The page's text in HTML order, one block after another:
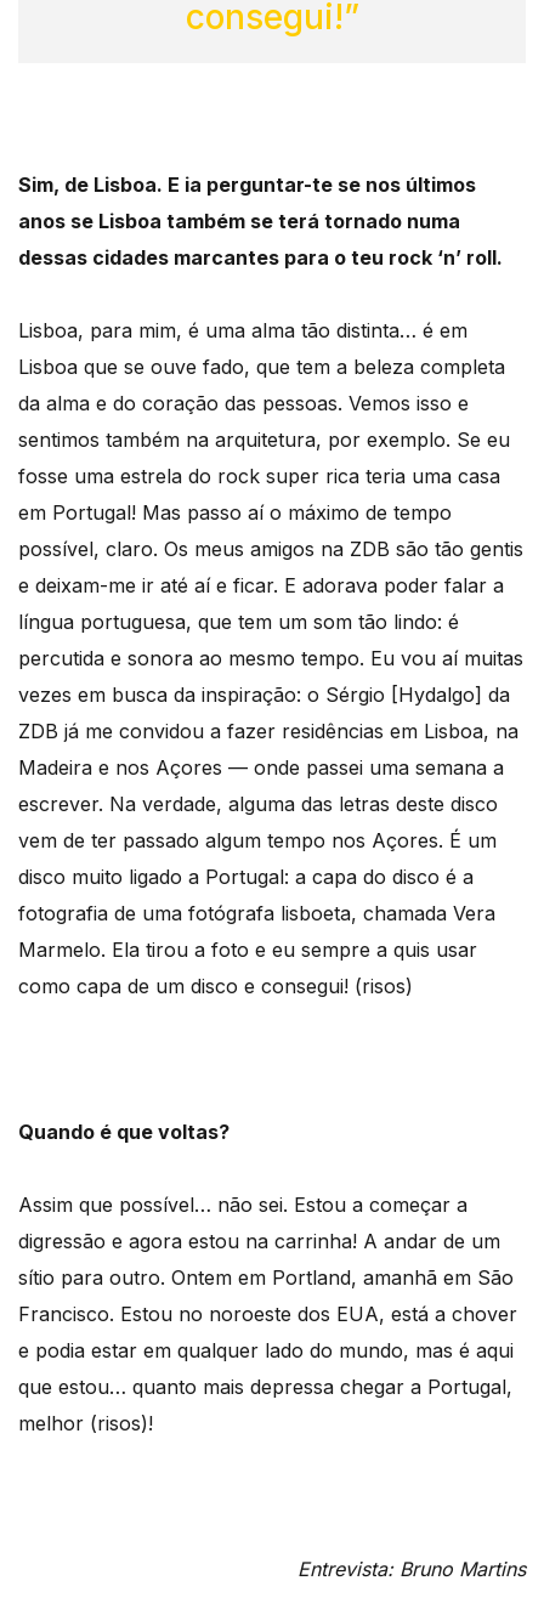
consegui!”
Sim, de Lisboa. E ia perguntar-te se nos últimos
anos se Lisboa também se terá tornado numa
dessas cidades marcantes para o teu rock ‘n’ roll.
Lisboa, para mim, é uma alma tão distinta… é em
Lisboa que se ouve fado, que tem a beleza completa
da alma e do coração das pessoas. Vemos isso e
sentimos também na arquitetura, por exemplo. Se eu
fosse uma estrela do rock super rica teria uma casa
em Portugal! Mas passo aí o máximo de tempo
possível, claro. Os meus amigos na ZDB são tão gentis
e deixam-me ir até aí e ficar. E adorava poder falar a
língua portuguesa, que tem um som tão lindo: é
percutida e sonora ao mesmo tempo. Eu vou aí muitas
vezes em busca da inspiração: o Sérgio [Hydalgo] da
ZDB já me convidou a fazer residências em Lisboa, na
Madeira e nos Açores — onde passei uma semana a
escrever. Na verdade, alguma das letras deste disco
vem de ter passado algum tempo nos Açores. É um
disco muito ligado a Portugal: a capa do disco é a
fotografia de uma fotógrafa lisboeta, chamada Vera
Marmelo. Ela tirou a foto e eu sempre a quis usar
como capa de um disco e consegui! (risos)
Quando é que voltas?
Assim que possível… não sei. Estou a começar a
digressão e agora estou na carrinha! A andar de um
sítio para outro. Ontem em Portland, amanhã em São
Francisco. Estou no noroeste dos EUA, está a chover
e podia estar em qualquer lado do mundo, mas é aqui
que estou… quanto mais depressa chegar a Portugal,
melhor (risos)!
Entrevista: Bruno Martins